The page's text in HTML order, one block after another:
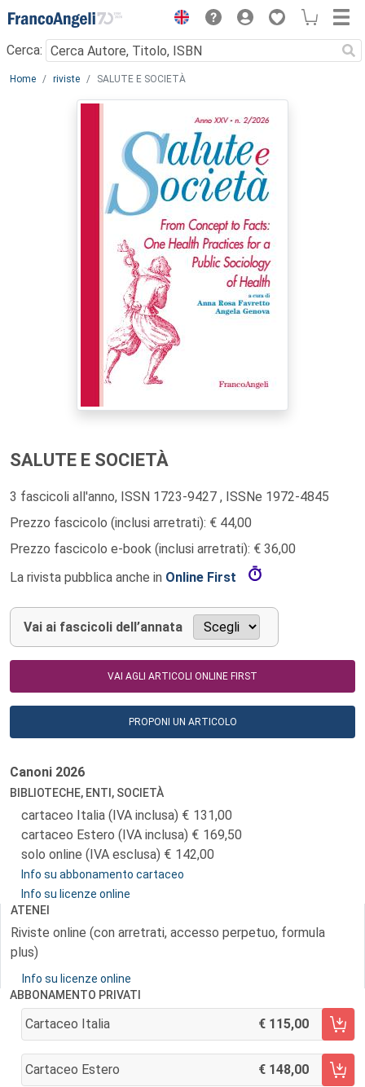
Menu
Cerca:
Main content
Home riviste SALUTE E SOCIETÀ
SALUTE E SOCIETÀ
3 fascicoli all'anno, ISSN 1723-9427 , ISSNe 1972-4845
Prezzo fascicolo (inclusi arretrati): € 44,00
Prezzo fascicolo e-book (inclusi arretrati): € 36,00
La rivista pubblica anche in Online First
Vai ai fascicoli dell’annata
VAI AGLI ARTICOLI ONLINE FIRST
PROPONI UN ARTICOLO
Canoni 2026
BIBLIOTECHE, ENTI, SOCIETÀ
cartaceo Italia (IVA inclusa)
131,00
cartaceo Estero (IVA inclusa)
169,50
solo online (IVA esclusa)
142,00
Info su abbonamento cartaceo
Info su licenze online
ATENEI
Riviste online (con arretrati, accesso perpetuo, formula
plus)
Info su licenze online
ABBONAMENTO PRIVATI
Cartaceo Italia 115,00
AGGIUNGI AL CARRELLO
Cartaceo Estero 148,00
AGGIUNGI AL CARRELLO